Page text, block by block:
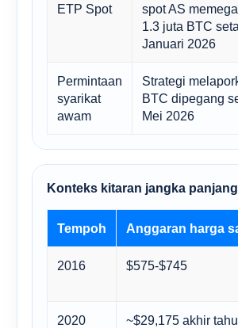
ETP Spot
spot AS
1.3 juta BTC
Januari 2026
Permintaan
syarikat
awam
Strategi
BTC dipegang
Mei 2026
Konteks kitaran jangka panjang
Tempoh Anggaran harga
2016 $575-$745
2020
~$29,175 akhir